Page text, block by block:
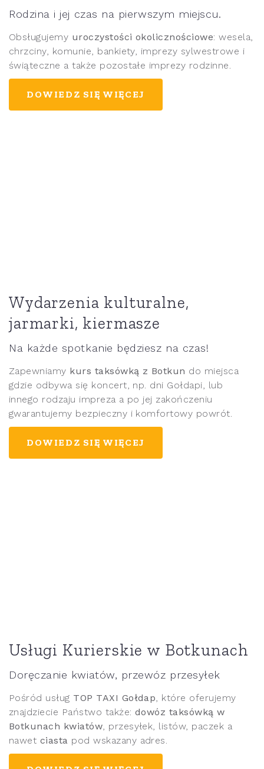
Rodzina i jej czas na pierwszym miejscu.
Obsługujemy uroczystości okolicznościowe: wesela,
chrzciny, komunie, bankiety, imprezy sylwestrowe i
świąteczne a także pozostałe imprezy rodzinne.
DOWIEDZ SIĘ WIĘCEJ
Wydarzenia kulturalne,
jarmarki, kiermasze
Na każde spotkanie będziesz na czas!
Zapewniamy kurs taksówką z Botkun do miejsca
gdzie odbywa się koncert, np. dni Gołdapi, lub
innego rodzaju impreza a po jej zakończeniu
gwarantujemy bezpieczny i komfortowy powrót.
DOWIEDZ SIĘ WIĘCEJ
Usługi Kurierskie w Botkunach
Doręczanie kwiatów, przewóz przesyłek
Pośród usług TOP TAXI Gołdap, które oferujemy
znajdziecie Państwo także: dowóz taksówką w
Botkunach kwiatów, przesyłek, listów, paczek a
nawet ciasta pod wskazany adres.